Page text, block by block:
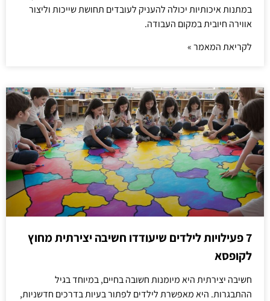
במתנות איכותיות יכולה להעניק לעובדים תחושת שייכות וליצור
אווירה חיובית במקום העבודה.
לקריאת המאמר »
7 פעילויות לילדים שיעודדו חשיבה יצירתית מחוץ
לקופסא
חשיבה יצירתית היא מיומנות חשובה בחיים, במיוחד בגיל
ההתבגרות. היא מאפשרת לילדים לפתור בעיות בדרכים חדשניות,